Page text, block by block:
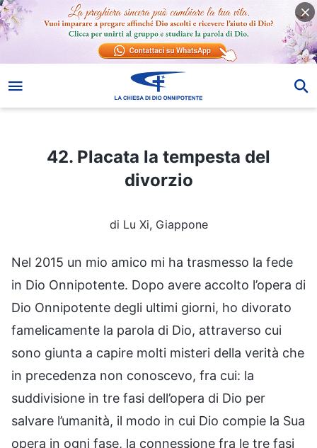
42. Placata la tempesta del divorzio
42. Placata la tempesta del
divorzio
di Lu Xi, Giappone
Nel 2015 un mio amico mi ha trasmesso la fede
in Dio Onnipotente. Dopo avere accolto l’opera di
Dio Onnipotente degli ultimi giorni, ho divorato
famelicamente la parola di Dio, attraverso cui
sono giunta a capire molti misteri della verità che
in precedenza non conoscevo, fra cui: la
suddivisione in tre fasi dell’opera di Dio per
salvare l’umanità, il modo in cui Dio compie la Sua
opera in ogni fase, la connessione fra le tre fasi